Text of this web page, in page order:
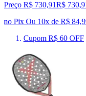
Preço R$ 730,91R$ 730,
no Pix Ou 10x de R$
Cupom R$ 60 OFF